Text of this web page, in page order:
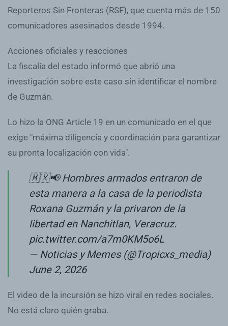
Reporteros Sin Fronteras (RSF), que cuenta más de 150
comunicadores asesinados desde 1994.
Acciones oficiales y reacciones
La fiscalía del estado informó que abrió una
investigación sobre este caso sin identificar el nombre
de Guzmán.
Lo hizo la ONG Article 19 en un comunicado en el que
exige "máxima diligencia y coordinación para garantizar
su pronta localización con vida".
🇲🇽📢 Hombres armados entraron de
esta manera a la casa de la periodista
Roxana Guzmán y la privaron de la
libertad en Nanchitlan, Veracruz.
pic.twitter.com/a7m0KM5o6L
— Noticias y Memes (@Tropicxs_media)
June 2, 2026
El video de la incursión se hizo viral en redes sociales.
No está claro quién graba.